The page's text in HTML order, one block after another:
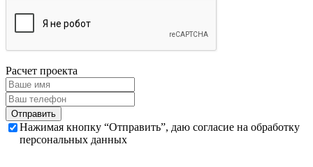
Расчет проекта
Нажимая кнопку “Отправить”, даю согласие на обработку
персональных данных